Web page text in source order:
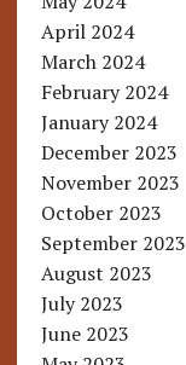
April 2024
March 2024
February 2024
January 2024
December 2023
November 2023
October 2023
September 2023
August 2023
July 2023
June 2023